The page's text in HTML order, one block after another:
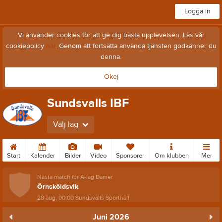
Logga in
Vi använder cookies för att ge dig bästa upplevelsen. Läs vår
cookiepolicy här. Genom att fortsätta använda tjänsten godkänner du
denna.
Okej
Sundsvalls IBF
Välj lag
Start Kalender Bilder Video Sponsorer Om klubben Mer
Nästa match för A-lag Damer
Örnsköldsvik
28 aug, 00:00Sundsvalls Sporthall
Juni 2026